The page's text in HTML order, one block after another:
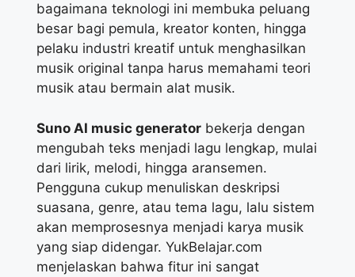
bagaimana teknologi ini membuka peluang
besar bagi pemula, kreator konten, hingga
pelaku industri kreatif untuk menghasilkan
musik original tanpa harus memahami teori
musik atau bermain alat musik.
Suno AI music generator bekerja dengan
mengubah teks menjadi lagu lengkap, mulai
dari lirik, melodi, hingga aransemen.
Pengguna cukup menuliskan deskripsi
suasana, genre, atau tema lagu, lalu sistem
akan memprosesnya menjadi karya musik
yang siap didengar. YukBelajar.com
menjelaskan bahwa fitur ini sangat